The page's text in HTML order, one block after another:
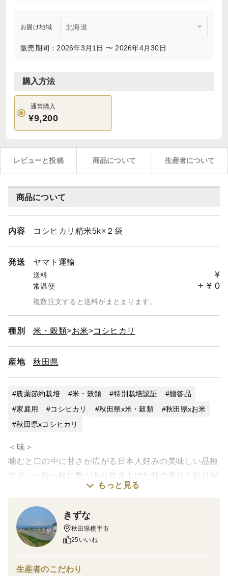
お届け地域
販売期間：2026年3月1日 〜 2026年4月30日
購入方法
通常購入
¥9,200
レビューと投稿 商品について 生産者について
商品について
内容 コシヒカリ精米5k×２袋
発送 ヤマト運輸
送料 ¥
常温便 + ¥ 0
複数注文すると送料がまとまります。
種別 米・穀類 お米 コシヒカリ
産地 秋田県
農薬節約栽培 米・穀類 特別栽培認証
贈答品
家庭用
コシヒカリ 秋田県x米・穀類
秋田県xお米
秋田県xコシヒカリ
＜味＞
噛むと口の中に甘さが広がる日本人好みの美味しい品種
です。一粒一粒に艶があり炊き上げた時の香りと粘りが
＜栽培のこだわり＞
農薬と化学肥料の使用を通常の半分以下にした秋田県特
別栽培農産物認証米です。
もっと見る
きずな
秋田県横手市
25いいね
生産者のこだわり